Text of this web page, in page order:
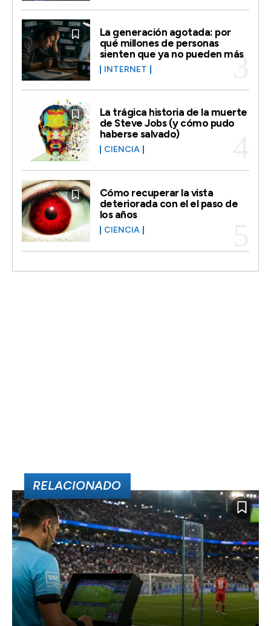
La generación agotada: por
qué millones de personas
sienten que ya no pueden más
INTERNET
La trágica historia de la muerte
de Steve Jobs (y cómo pudo
haberse salvado)
CIENCIA
Cómo recuperar la vista
deteriorada con el el paso de
los años
CIENCIA
RELACIONADO